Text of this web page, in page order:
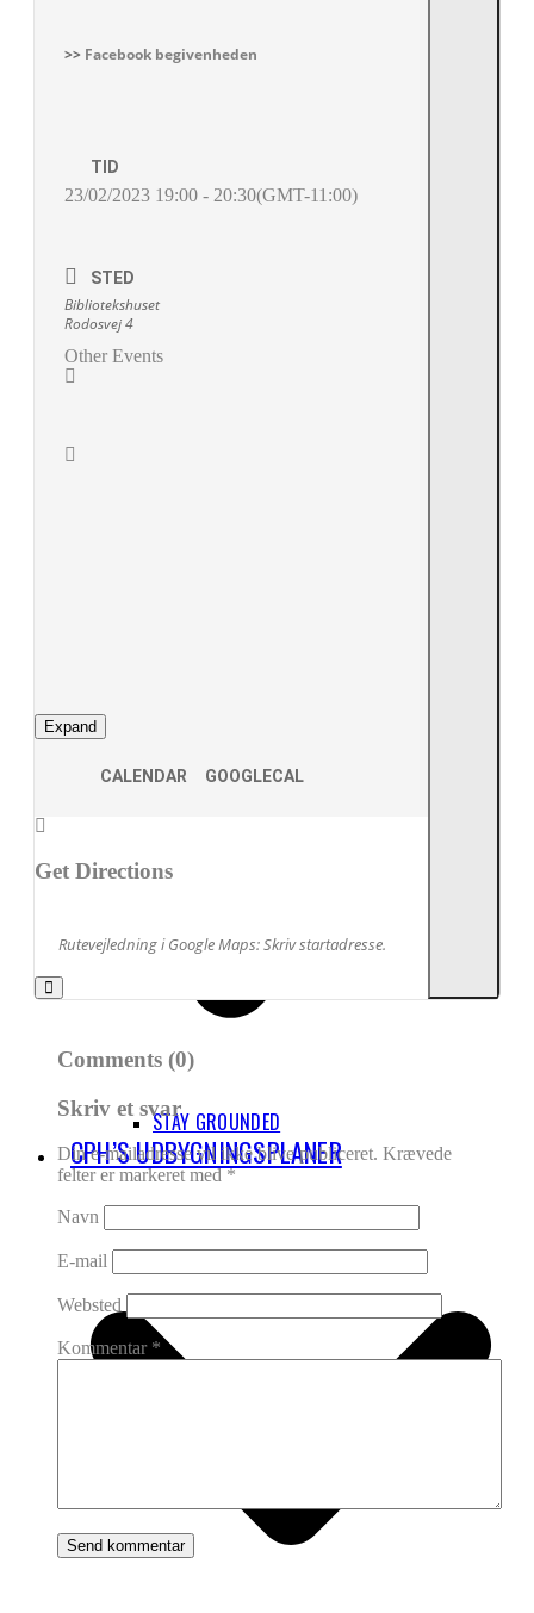
GRAFISKE ELEMENTER
STAY GROUNDED
CPH’S UDBYGNINGSPLANER
>> Facebook begivenheden
TID
23/02/2023 19:00 - 20:30(GMT-11:00)
STED
Bibliotekshuset
Rodosvej 4
Other Events
Expand
CALENDAR GOOGLECAL
Get Directions
Comments (0)
Skriv et svar
Din e-mailadresse vil ikke blive publiceret. Krævede
felter er markeret med *
Navn
E-mail
Websted
Kommentar *